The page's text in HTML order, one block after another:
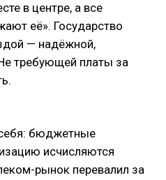
в центре, а все
её». Государство
— надёжной,
требующей платы за
бюджетные
исчисляются
рынок перевалил за